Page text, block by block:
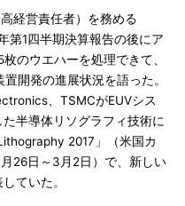
経営責任者）を務める
第1四半期決算報告の後にア
のウエハーを処理できて、
開発の進展状況を語った。
、TSMCがEUVシス
半導体リソグラフィ技術に
2017」（米国カ
26日～3月2日）で、新しい
ていた。